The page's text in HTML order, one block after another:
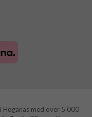
Höganäs med över 5 000